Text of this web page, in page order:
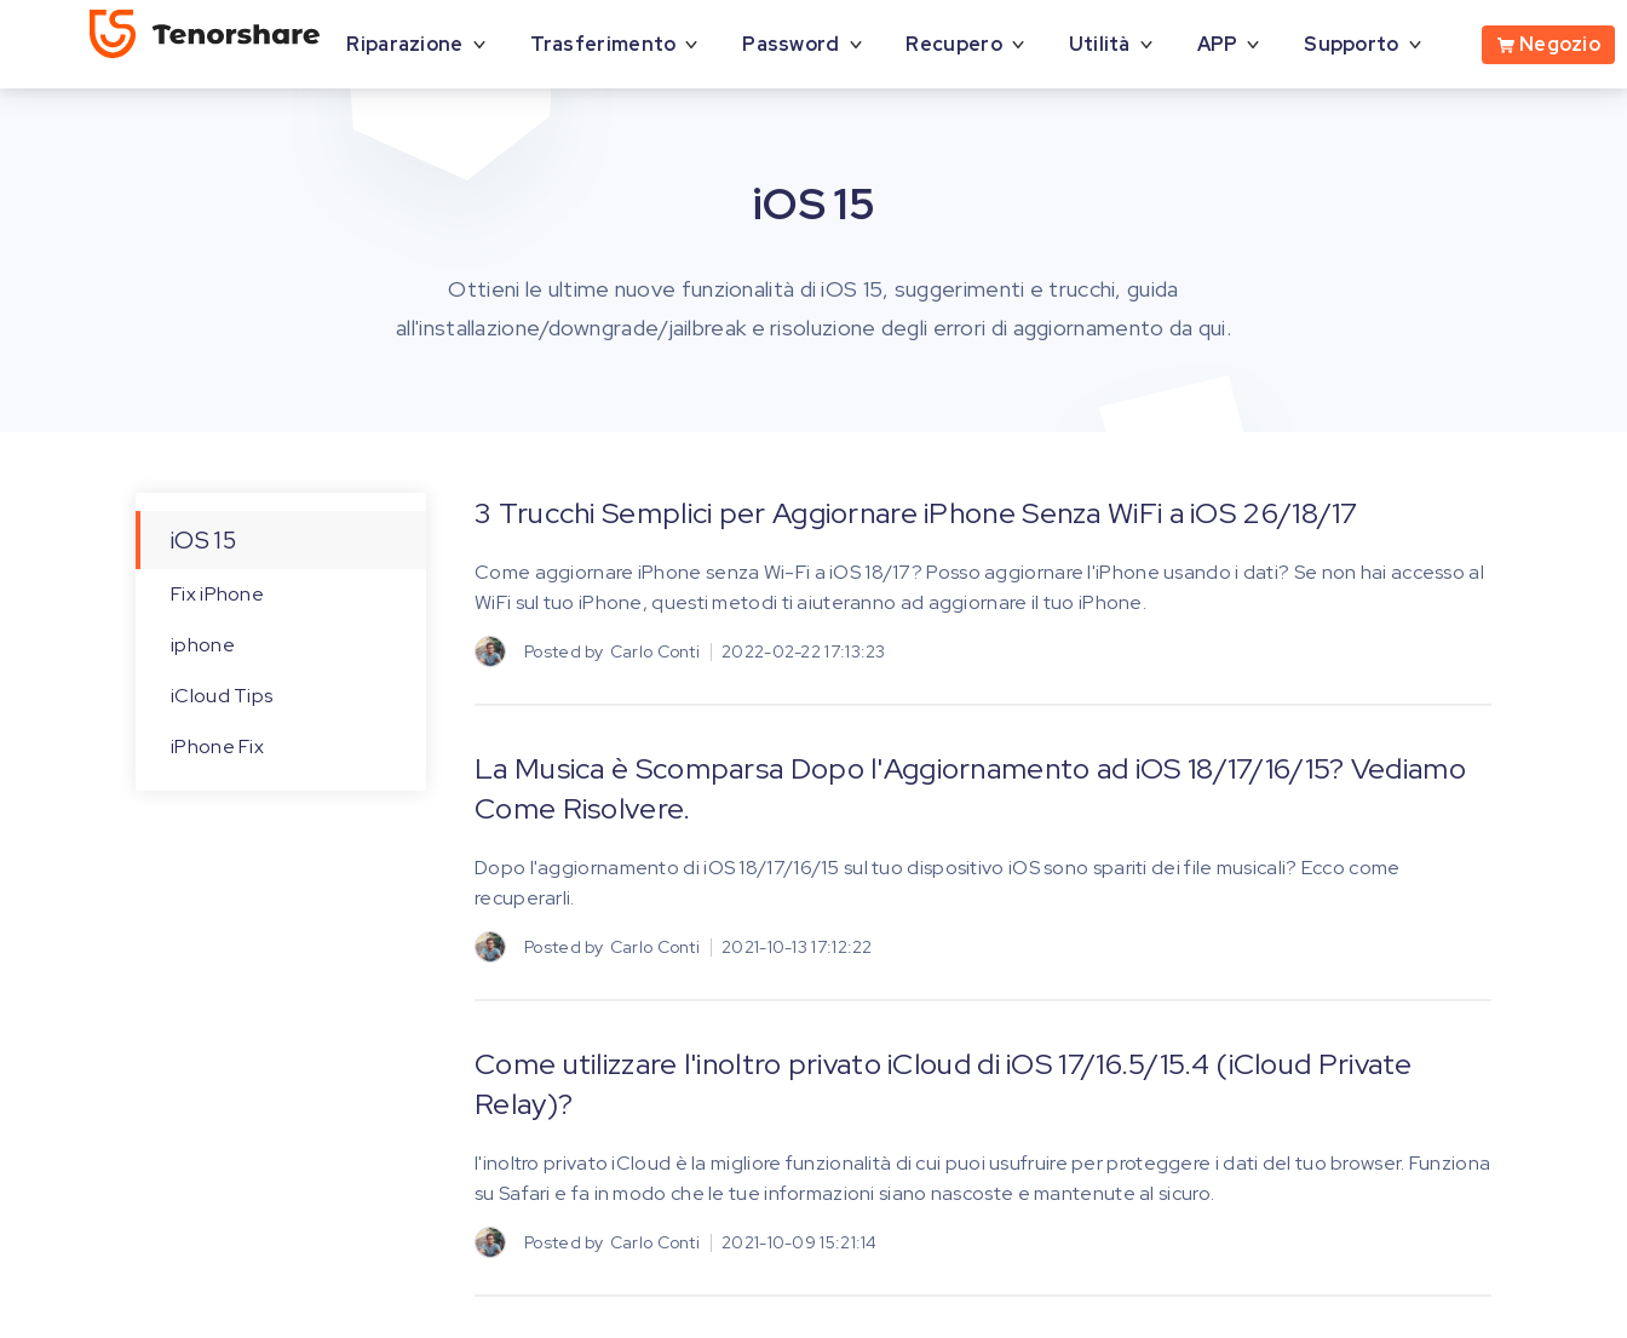
Riparazione Trasferimento Password Recupero Utilità APP Supporto Negozio
iOS 15
Ottieni le ultime nuove funzionalità di iOS 15, suggerimenti e trucchi, guida
all'installazione/downgrade/jailbreak e risoluzione degli errori di aggiornamento da qui.
iOS 15
Fix iPhone
iphone
iCloud Tips
iPhone Fix
3 Trucchi Semplici per Aggiornare iPhone Senza WiFi a iOS 26/18/17
Come aggiornare iPhone senza Wi-Fi a iOS 18/17? Posso aggiornare l'iPhone usando i dati? Se non hai accesso al
WiFi sul tuo iPhone, questi metodi ti aiuteranno ad aggiornare il tuo iPhone.
Posted by Carlo Conti 2022-02-22 17:13:23
La Musica è Scomparsa Dopo l'Aggiornamento ad iOS 18/17/16/15? Vediamo
Come Risolvere.
Dopo l'aggiornamento di iOS 18/17/16/15 sul tuo dispositivo iOS sono spariti dei file musicali? Ecco come
recuperarli.
Posted by Carlo Conti 2021-10-13 17:12:22
Come utilizzare l'inoltro privato iCloud di iOS 17/16.5/15.4 (iCloud Private
Relay)?
l'inoltro privato iCloud è la migliore funzionalità di cui puoi usufruire per proteggere i dati del tuo browser. Funziona
su Safari e fa in modo che le tue informazioni siano nascoste e mantenute al sicuro.
Posted by Carlo Conti 2021-10-09 15:21:14